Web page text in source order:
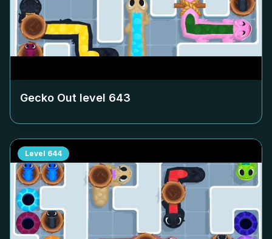
Gecko Out level 643
Level 644